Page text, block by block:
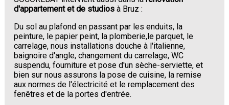
d'appartement et de studios à Bruz :
Du sol au plafond en passant par les enduits, la
peinture, le papier peint, la plomberie,le parquet, le
carrelage, nous installations douche à l'italienne,
baignoire d'angle, changement du carrelage, WC
suspendu, fourniture et pose d'un sèche-serviette, et
bien sur nous assurons la pose de cuisine, la remise
aux normes de l'électricité et le remplacement des
fenêtres et de la portes d'entrée.